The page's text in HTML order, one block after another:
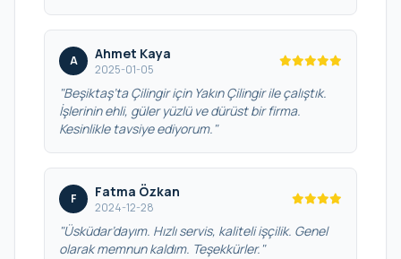
A Ahmet Kaya
2025-01-05
"Beşiktaş’ta Çilingir için Yakın Çilingir ile çalıştık.
İşlerinin ehli, güler yüzlü ve dürüst bir firma.
Kesinlikle tavsiye ediyorum."
F Fatma Özkan
2024-12-28
"Üsküdar’dayım. Hızlı servis, kaliteli işçilik. Genel
olarak memnun kaldım. Teşekkürler."